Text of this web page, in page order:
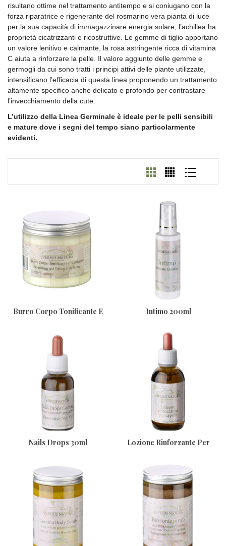
risultano ottime nel trattamento antitempo e si coniugano con la
forza riparatrice e rigenerante del rosmarino vera pianta di luce
per la sua capacità di immagazzinare energia solare, l’achillea ha
proprietà cicatrizzanti e ricostruttive. Le gemme di tiglio apportano
un valore lenitivo e calmante, la rosa astringente ricca di vitamina
C aiuta a rinforzare la pelle. Il valore aggiunto delle gemme e
germogli da cui sono tratti i principi attivi delle piante utilizzate,
intensificano l’efficacia di questa linea proponendo un trattamento
altamente specifico anche delicato e profondo per contrastare
l’invecchiamento della cute.
L’utilizzo della Linea Germinale è ideale per le pelli sensibili
e mature dove i segni del tempo siano particolarmente
evidenti.
Burro Corpo Tonificante E
Intimo 200ml
Nails Drops 30ml
Lozione Rinforzante Per